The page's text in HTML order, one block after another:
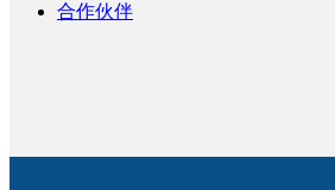
合作伙伴